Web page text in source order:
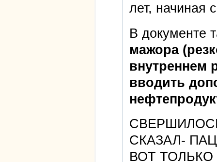
лет, начиная
В документе
мажора
внутреннем
вводить
СКАЗАЛ-
ВОТ